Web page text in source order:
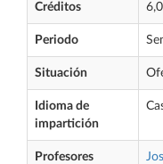
Créditos 6,0
Periodo
Situación
Idioma de
impartición
Profesores